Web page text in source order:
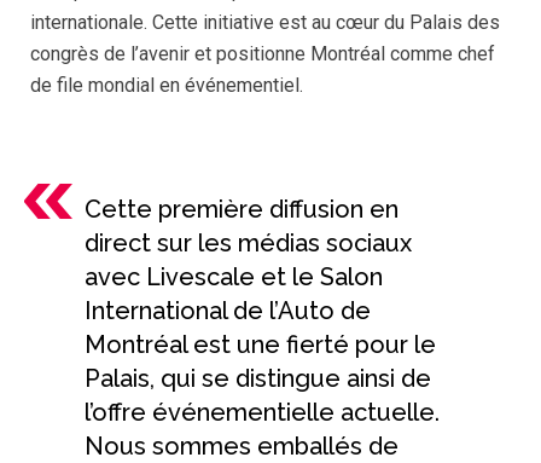
internationale. Cette initiative est au cœur du Palais des
congrès de l’avenir et positionne Montréal comme chef
de file mondial en événementiel.
Cette première diffusion en
direct sur les médias sociaux
avec Livescale et le Salon
International de l’Auto de
Montréal est une fierté pour le
Palais, qui se distingue ainsi de
l’offre événementielle actuelle.
Nous sommes emballés de